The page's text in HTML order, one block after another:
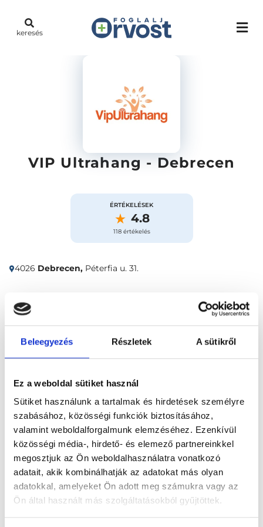
Beleegyezés Részletek A sütikről
Ez a weboldal sütiket használ
Sütiket használunk a tartalmak és hirdetések személyre
szabásához, közösségi funkciók biztosításához,
valamint weboldalforgalmunk elemzéséhez. Ezenkívül
közösségi média-, hirdető- és elemező partnereinkkel
megosztjuk az Ön weboldalhasználatra vonatkozó
adatait, akik kombinálhatják az adatokat más olyan
adatokkal, amelyeket Ön adott meg számukra vagy az
Ön által használt más szolgáltatásokból gyűjtöttek.
keresés
VIP Ultrahang - Debrecen
ÉRTÉKELÉSEK
4.8
118 értékelés
4026 Debrecen, Péterfia u. 31.
Időpontfoglalás Vélemények
Foglalj időpontot
Radiológia
Főoldal Radiológus, Debrecen
VIP Ultrahang - Debrecen